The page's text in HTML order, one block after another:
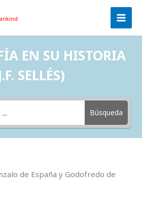
EN SU HISTORIA
SELLÉS)
Búsqueda
de España y Godofredo de